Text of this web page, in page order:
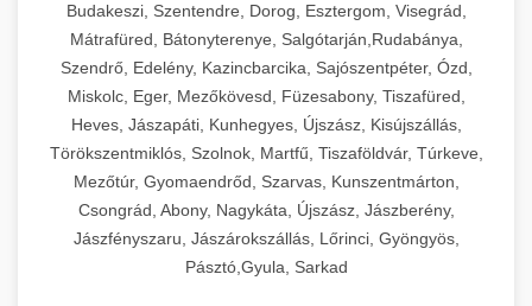
Budakeszi, Szentendre, Dorog, Esztergom, Visegrád,
Mátrafüred, Bátonyterenye, Salgótarján,Rudabánya,
Szendrő, Edelény, Kazincbarcika, Sajószentpéter, Ózd,
Miskolc, Eger, Mezőkövesd, Füzesabony, Tiszafüred,
Heves, Jászapáti, Kunhegyes, Újszász, Kisújszállás,
Törökszentmiklós, Szolnok, Martfű, Tiszaföldvár, Túrkeve,
Mezőtúr, Gyomaendrőd, Szarvas, Kunszentmárton,
Csongrád, Abony, Nagykáta, Újszász, Jászberény,
Jászfényszaru, Jászárokszállás, Lőrinci, Gyöngyös,
Pásztó,Gyula, Sarkad